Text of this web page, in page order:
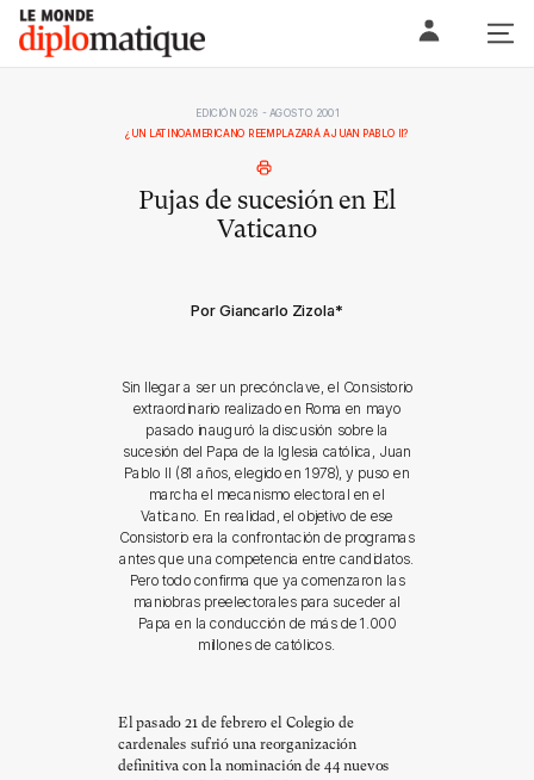
Skip
content
Le monde diplomatique
EDICIÓN 026 - AGOSTO 2001
¿UN LATINOAMERICANO REEMPLAZARÁ A JUAN PABLO II?
Pujas de sucesión en El
Vaticano
Por Giancarlo Zizola*
Sin llegar a ser un precónclave, el Consistorio
extraordinario realizado en Roma en mayo
pasado inauguró la discusión sobre la
sucesión del Papa de la Iglesia católica, Juan
Pablo II (81 años, elegido en 1978), y puso en
marcha el mecanismo electoral en el
Vaticano. En realidad, el objetivo de ese
Consistorio era la confrontación de programas
antes que una competencia entre candidatos.
Pero todo confirma que ya comenzaron las
maniobras preelectorales para suceder al
Papa en la conducción de más de 1.000
millones de católicos.
El pasado 21 de febrero el Colegio de
cardenales sufrió una reorganización
definitiva con la nominación de 44 nuevos